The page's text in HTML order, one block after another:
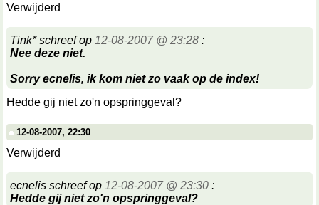
Verwijderd
Tink* schreef op 12-08-2007 @ 23:28 :
Nee deze niet.
Sorry ecnelis, ik kom niet zo vaak op de index!
Hedde gij niet zo'n opspringgeval?
12-08-2007, 22:30
Verwijderd
ecnelis schreef op 12-08-2007 @ 23:30 :
Hedde gij niet zo'n opspringgeval?